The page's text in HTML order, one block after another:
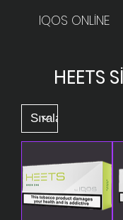
IQOS ONLİNE
HEETS